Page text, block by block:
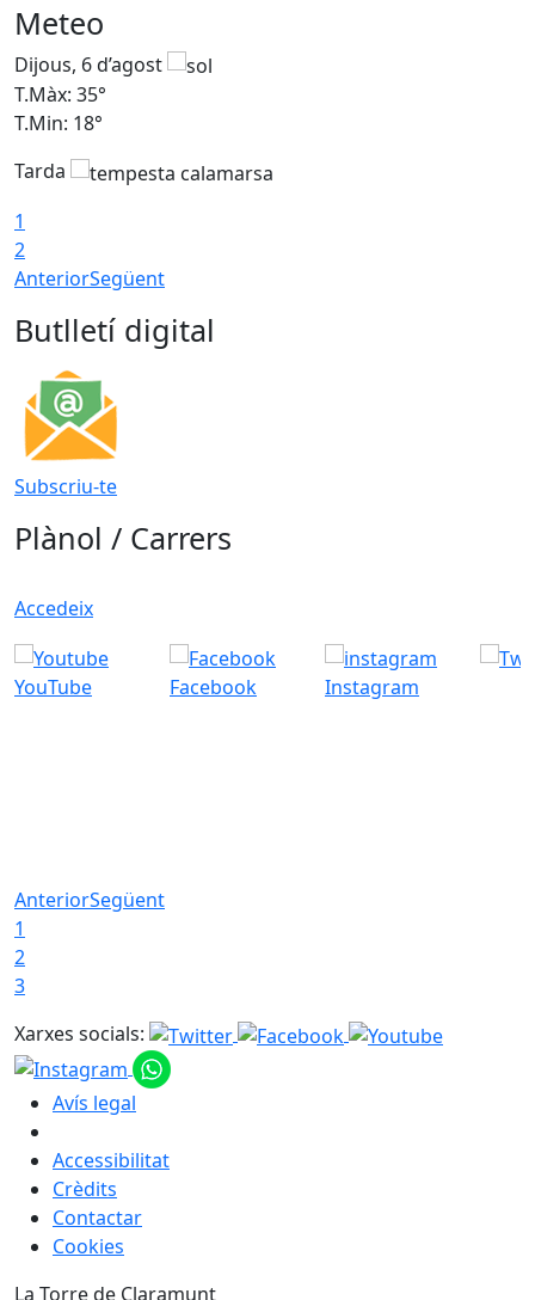
Meteo
Dijous, 6 d’agost
T.Màx: 35°
T.Min: 18°
Tarda
1
2
AnteriorSegüent
Butlletí digital
Subscriu-te
Plànol / Carrers
Accedeix
YouTube Facebook Instagram
AnteriorSegüent
1
2
3
Xarxes socials:
Avís legal
Accessibilitat
Crèdits
Contactar
Cookies
La Torre de Claramunt